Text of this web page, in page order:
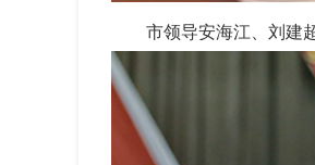
市领导安海江、刘建